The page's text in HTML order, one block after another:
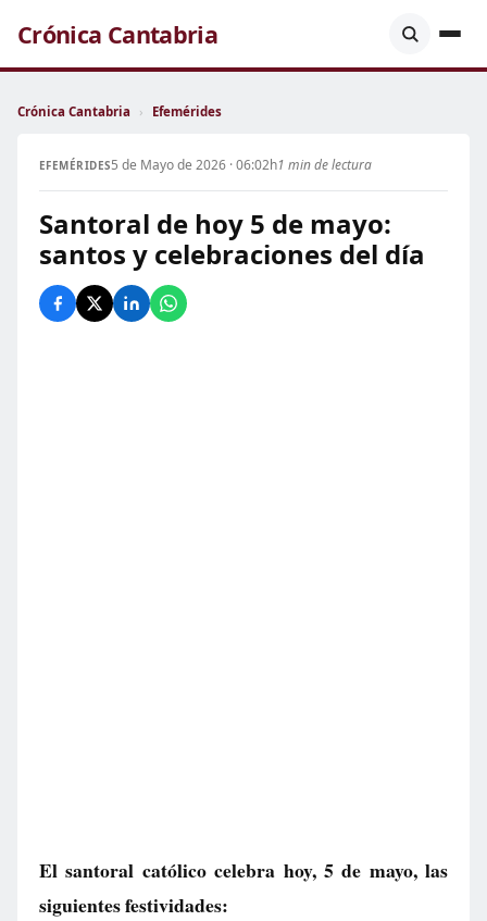
Crónica Cantabria
Crónica Cantabria › Efemérides
EFEMÉRIDES5 de Mayo de 2026 · 06:02h1 min de lectura
Santoral de hoy 5 de mayo:
santos y celebraciones del día
El santoral católico celebra hoy, 5 de mayo, las
siguientes festividades: